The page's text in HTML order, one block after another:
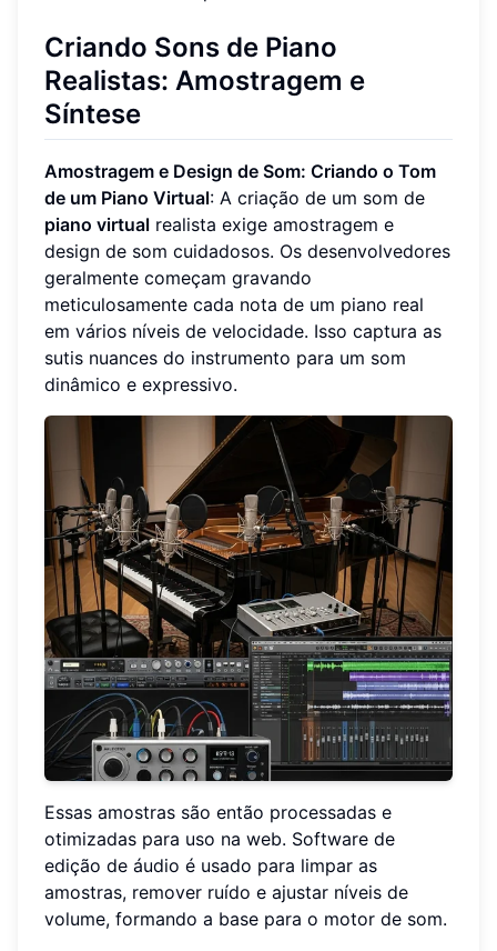
Criando Sons de Piano
Realistas: Amostragem e
Síntese
Amostragem e Design de Som: Criando o Tom
de um Piano Virtual: A criação de um som de
piano virtual realista exige amostragem e
design de som cuidadosos. Os desenvolvedores
geralmente começam gravando
meticulosamente cada nota de um piano real
em vários níveis de velocidade. Isso captura as
sutis nuances do instrumento para um som
dinâmico e expressivo.
Essas amostras são então processadas e
otimizadas para uso na web. Software de
edição de áudio é usado para limpar as
amostras, remover ruído e ajustar níveis de
volume, formando a base para o motor de som.